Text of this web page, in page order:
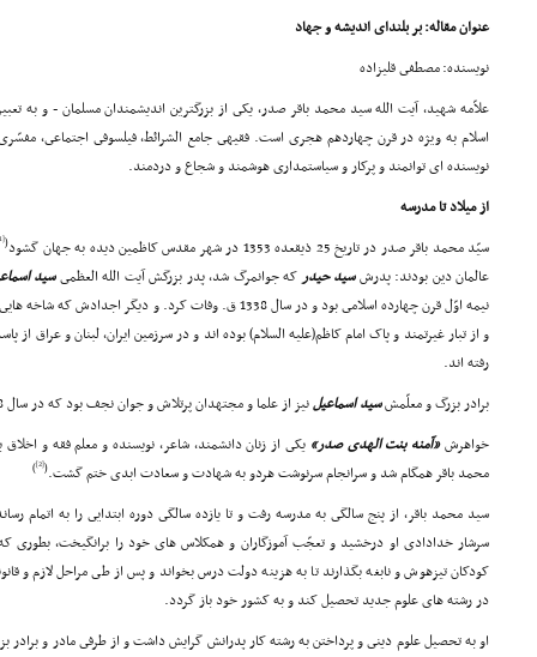
عنوان مقاله: بر بلنداى اندیشه و جهاد
نویسنده: مصطفى قلیزاده
علاّمه شهید، آیت الله سید محمد باقر صدر، یکى از بزرگترین اندیشمندان مسلمان - و به
اسلام به ویژه در قرن چهاردهم هجرى است. فقیهى جامع الشرائط، فیلسوفى اجتماعى،
نویسنده اى توانمند و پرکار و سیاستمدارى هوشمند و شجاع و دردمند.
از میلاد تا مدرسه
سیّد محمد باقر صدر در تاریخ 25 ذیقعده 1353 در شهر مقدس کاظمین دیده به جهان گشود
(
[1]
عالمان دین بودند: پدرشسید حیدرکه جوانمرگ شد، پدر بزرگش آیت الله العظمىسید
نیمه اوّل قرن چهارده اسلامى بود و در سال 1338 ق. وفات کرد. و دیگر اجدادش که شاخه هایى سرسبز و پربار از شجره پربرکت
و از تبار غیرتمند و پاک امام کاظم(علیه السلام) بوده اند و در سرزمین ایران، لبنان و عراق
رفته اند.
برادر بزرگ و معلّمشسید اسماعیلنیز از علما و مجتهدان پرتلاش و جوان نجف بود که در سال 1388 ق. در چهل و هشت سالگى درگذشت.
خواهرش«آمنه بنت الهدى صدر» یکى از زنان دانشمند، شاعر، نویسنده و معلم فقه و
محمد باقر همگام شد و سرانجام سرنوشت هردو به شهادت و سعادت ابدى ختم گشت.(
[2]
)
سید محمد باقر، از پنج سالگى به مدرسه رفت و تا یازده سالگى دوره ابتدایى را به اتمام
سرشار خدادادى او درخشید و تعجّب آموزگاران و همکلاس هاى خود را برانگیخت، بطورى
کودکان تیزهوش و نابغه بگذارند تا به هزینه دولت درس بخواند و پس از طى مراحل لازم و
در رشته هاى علوم جدید تحصیل کند و به کشور خود باز گردد.
او به تحصیل علوم دینى و پرداختن به رشته کار پدرانش گرایش داشت و از طرفى مادر و